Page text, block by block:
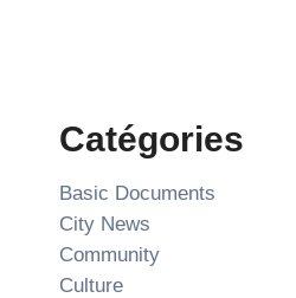
Catégories
Basic Documents
City News
Community
Culture